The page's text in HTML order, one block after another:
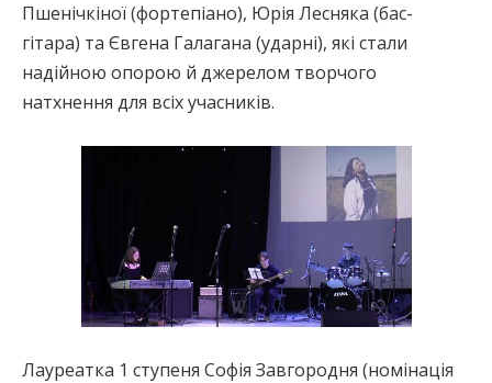
Пшенічкіної (фортепіано), Юрія Лесняка (бас-
гітара) та Євгена Галагана (ударні), які стали
надійною опорою й джерелом творчого
натхнення для всіх учасників.
Лауреатка 1 ступеня Софія Завгородня (номінація